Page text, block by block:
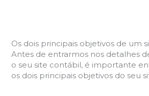
Os dois principais objetivos de um
Antes de entrarmos nos detalhes
o seu site contábil, é importante
os dois principais objetivos do seu